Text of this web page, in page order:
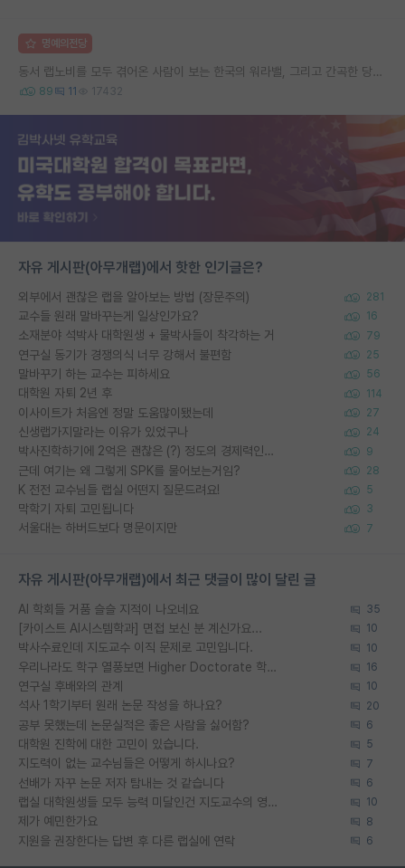
명예의전당
동서 랩노비를 모두 겪어온 사람이 보는 한국의 워라밸, 그리고 간곡한 당부의 말씀
89 11 17432
자유 게시판(아무개랩)에서 핫한 인기글은?
외부에서 괜찮은 랩을 알아보는 방법 (장문주의) 281
교수들 원래 말바꾸는게 일상인가요? 16
소재분야 석박사 대학원생 + 물박사들이 착각하는 거 79
연구실 동기가 경쟁의식 너무 강해서 불편함 25
말바꾸기 하는 교수는 피하세요 56
대학원 자퇴 2년 후 114
이사이트가 처음엔 정말 도움많이됐는데 27
신생랩가지말라는 이유가 있었구나 24
박사진학하기에 2억은 괜찮은 (?) 정도의 경제력인가요 9
근데 여기는 왜 그렇게 SPK를 물어보는거임? 28
K 전전 교수님들 랩실 어떤지 질문드려요! 5
막학기 자퇴 고민됩니다 3
서울대는 하버드보다 명문이지만 7
자유 게시판(아무개랩)에서 최근 댓글이 많이 달린 글
AI 학회들 거품 슬슬 지적이 나오네요 35
[카이스트 AI시스템학과] 면접 보신 분 계신가요... 10
박사수료인데 지도교수 이직 문제로 고민입니다. 10
우리나라도 학구 열풍보면 Higher Doctorate 학위가 필요하다고 봅니다. 16
연구실 후배와의 관계 10
석사 1학기부터 원래 논문 작성을 하나요? 20
공부 못했는데 논문실적은 좋은 사람을 싫어함? 6
대학원 진학에 대한 고민이 있습니다. 5
지도력이 없는 교수님들은 어떻게 하시나요? 7
선배가 자꾸 논문 저자 탐내는 것 같습니다 6
랩실 대학원생들 모두 능력 미달인건 지도교수의 영향 아닌가? 10
제가 예민한가요 8
지원을 권장한다는 답변 후 다른 랩실에 연락 6